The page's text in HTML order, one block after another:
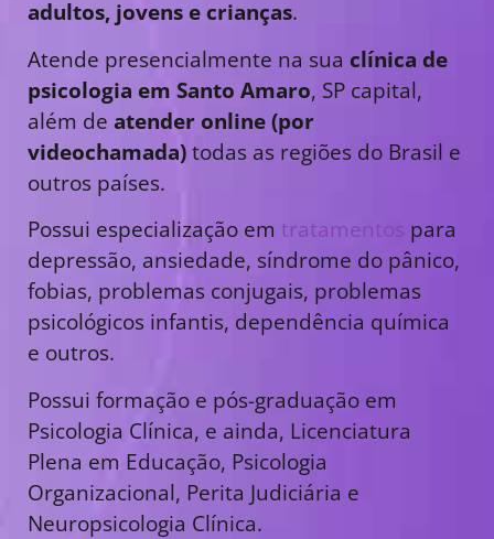
adultos, jovens e crianças.
Atende presencialmente na sua clínica de
psicologia em Santo Amaro, SP capital,
além de atender online (por
videochamada)todas as regiões do Brasil e
outros países.
Possui especialização em tratamentos para
depressão, ansiedade, síndrome do pânico,
fobias, problemas conjugais, problemas
psicológicos infantis, dependência química
e outros.
Possui formação e pós-graduação em
Psicologia Clínica, e ainda, Licenciatura
Plena em Educação, Psicologia
Organizacional, Perita Judiciária e
Neuropsicologia Clínica.